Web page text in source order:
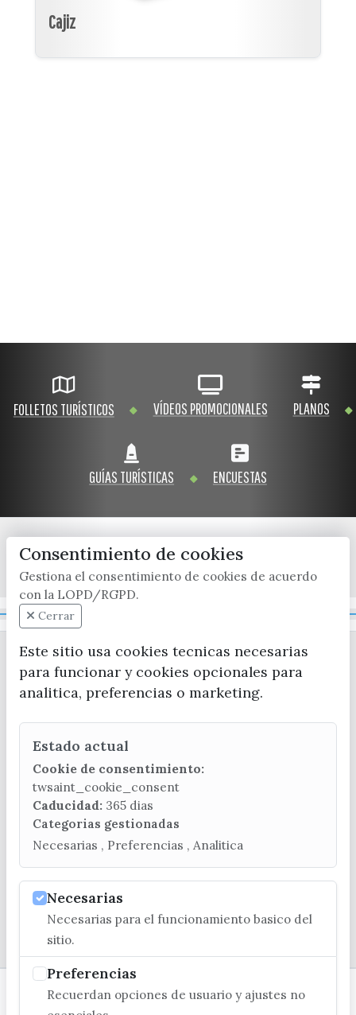
Cajiz
FOLLETOS TURÍSTICOS VÍDEOS PROMOCIONALES PLANOS
GUÍAS TURÍSTICAS ENCUESTAS
x / twitter facebook youtube instagram
CONTACTA CON LA OFICINA DE TURISMO
(+34) 952 541 104
turismo@velezmalaga.es
C/ Poniente, 2. CP 29740 - Torre del Mar
Consentimiento de cookies
Gestiona el consentimiento de cookies de acuerdo
con la LOPD/RGPD.
Cerrar
Este sitio usa cookies tecnicas necesarias
para funcionar y cookies opcionales para
analitica, preferencias o marketing.
Estado actual
Cookie de consentimiento:
twsaint_cookie_consent
Caducidad: 365 dias
Categorias gestionadas
Necesarias , Preferencias , Analitica
Necesarias
Necesarias para el funcionamiento basico del
sitio.
Preferencias
Recuerdan opciones de usuario y ajustes no